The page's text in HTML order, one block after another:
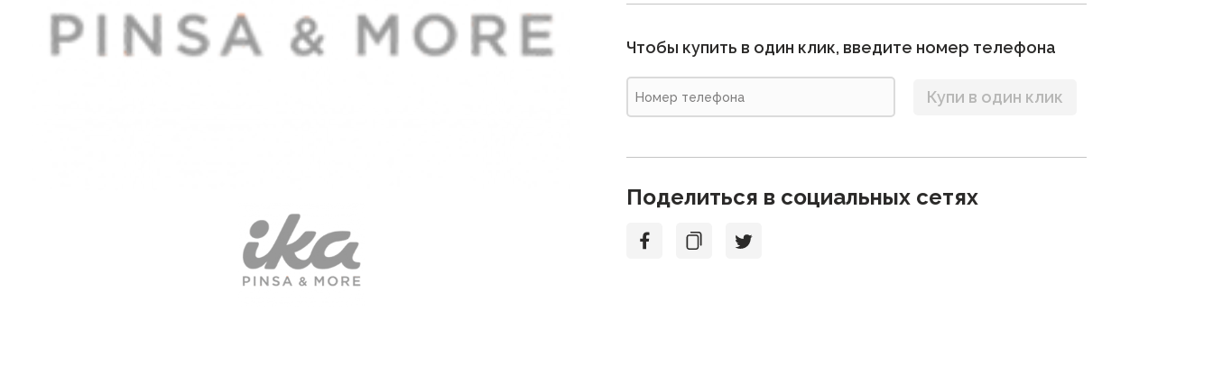
Чтобы купить в один клик, введите номер телефона
Купи в один клик
Поделиться в социальных сетях